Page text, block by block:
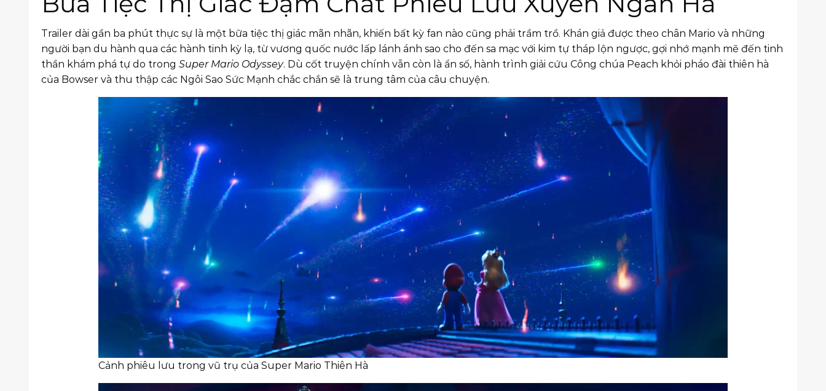
Trailer dài gần ba phút thực sự là một bữa tiệc thị giác mãn nhãn, khiến bất kỳ fan nào cũng phải trầm trồ. Khán giả được theo chân Mario và những
người bạn du hành qua các hành tinh kỳ lạ, từ vương quốc nước lấp lánh ánh sao cho đến sa mạc với kim tự tháp lộn ngược, gợi nhớ mạnh mẽ đến tinh
thần khám phá tự do trong Super Mario Odyssey. Dù cốt truyện chính vẫn còn là ẩn số, hành trình giải cứu Công chúa Peach khỏi pháo đài thiên hà
của Bowser và thu thập các Ngôi Sao Sức Mạnh chắc chắn sẽ là trung tâm của câu chuyện.
Cảnh phiêu lưu trong vũ trụ của Super Mario Thiên Hà